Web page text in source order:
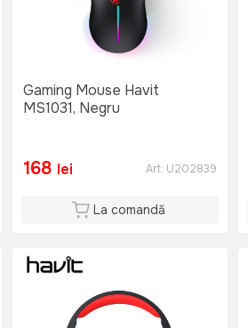
Gaming Mouse Havit
MS1031, Negru
168 lei Art: U202839
La comandă